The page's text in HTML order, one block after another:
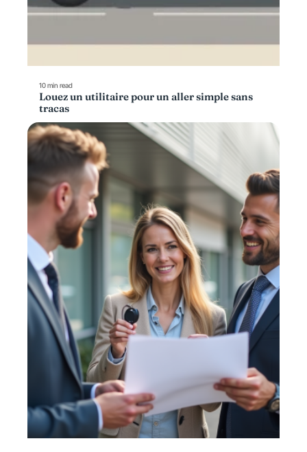
10 min read
Louez un utilitaire pour un aller simple sans
tracas